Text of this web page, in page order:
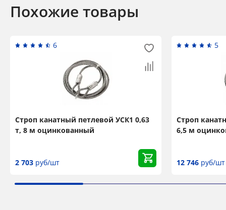
Похожие товары
6
Строп канатный петлевой УСК1 0,63
т, 8 м оцинкованный
2 703 руб/шт
5
Строп
6,5 м
12 746 руб/шт